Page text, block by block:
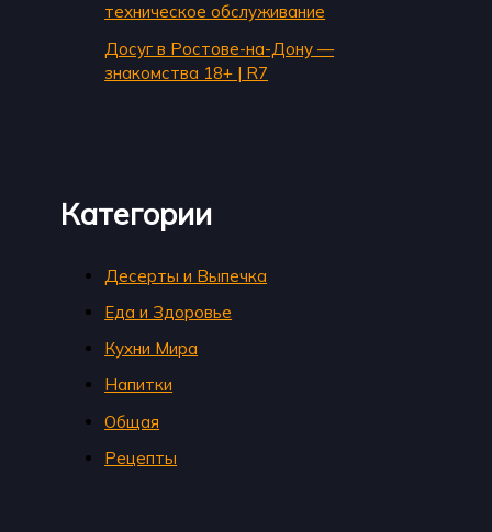
техническое обслуживание
Досуг в Ростове-на-Дону —
знакомства 18+ | R7
Категории
Десерты и Выпечка
Еда и Здоровье
Кухни Мира
Напитки
Общая
Рецепты